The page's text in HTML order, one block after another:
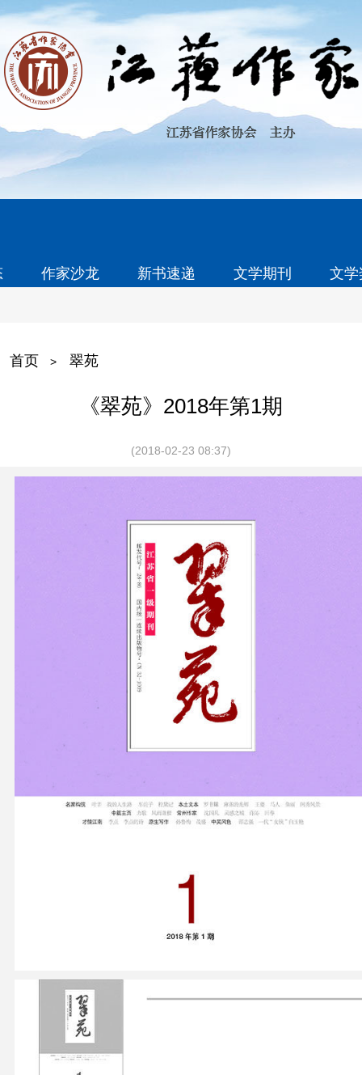
作家沙龙 新书速递 文学期刊 文
首页 > 翠苑
《翠苑》2018年第1期
(2018-02-23 08:37)